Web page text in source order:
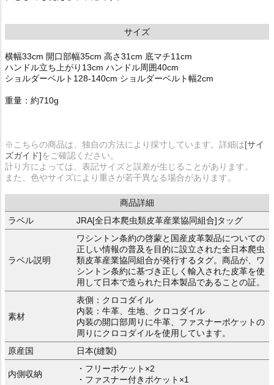
サイズ
横幅33cm 開口部幅35cm 高さ31cm 底マチ11cm
ハンドル立ち上がり13cm ハンドル周囲40cm
ショルダーベルト128-140cm ショルダーベルト幅2cm
重量：約710g
※こちらの商品は、独自の方法により採寸しています。詳細は[サイ
ズガイド]をご確認ください。
計り方によっては、表記サイズと誤差が生じることがあります。
また、色やサイズにより重さが若干異なる場合があります。
商品詳細
ラベル
JRA[全日本爬虫類皮革産業協同組合]タッグ
ラベル説明
ワシントン条約の啓蒙と国産皮革製品についての
正しい情報の普及を目的に設立された全日本爬虫
類皮革産業協同組合が発行するタグ。商品が、ワ
シントン条約に基づき正しく輸入された皮革を使
用して日本で造られた日本製品であることの証。
素材
表側：クロコダイル
内装：牛革、生地、クロコダイル
内装の開口部周りに牛革、ファスナーポケットの
周りにクロコダイルを使用しています。
原産国
日本(縫製)
内側収納
・フリーポケット×2
・ファスナー付きポケット×1